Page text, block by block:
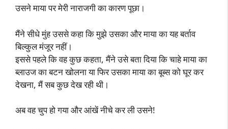
उसने माया पर मेरी नाराजगी का कारण पूछा।
मैंने सीधे मुंह उससे कहा कि मुझे उसका और माया का यह बर्ताव
बिल्कुल मंजूर नहीं।
इससे पहले कि वह कुछ कहता, मैंने उसे बता दिया कि चाहे माया का
ब्लाउज का बटन खोलना या फिर उसका माया का बूब्स को घूर कर
देखना, मैं सब कुछ देख रही थी।
अब वह चुप हो गया और आंखें नीचे कर ली उसने!